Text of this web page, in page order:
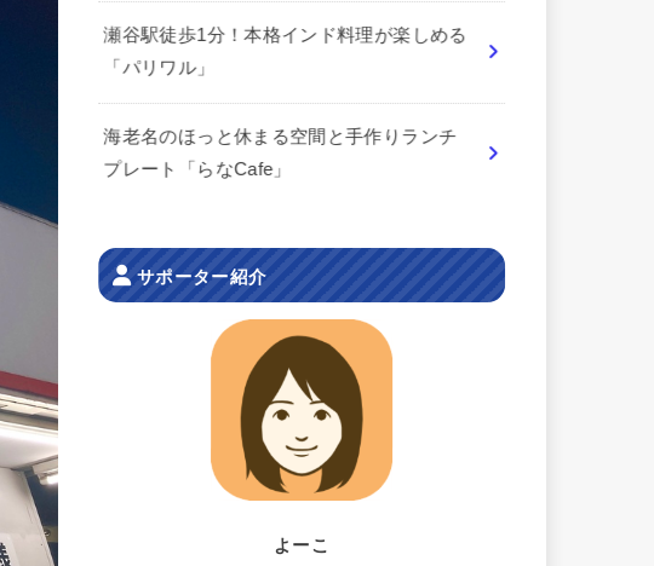
瀬谷駅徒歩1分！本格インド料理が楽しめる
「パリワル」
海老名のほっと休まる空間と手作りランチ
プレート「らなCafe」
サポーター紹介
よーこ